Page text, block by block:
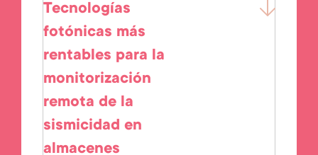
Tecnologías
fotónicas más
rentables para la
monitorización
remota de la
sismicidad en
almacenes